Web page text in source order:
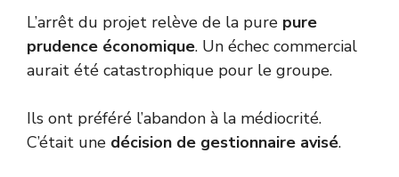
L’arrêt du projet relève de la pure pure
prudence économique. Un échec commercial
aurait été catastrophique pour le groupe.
Ils ont préféré l’abandon à la médiocrité.
C’était une décision de gestionnaire avisé.